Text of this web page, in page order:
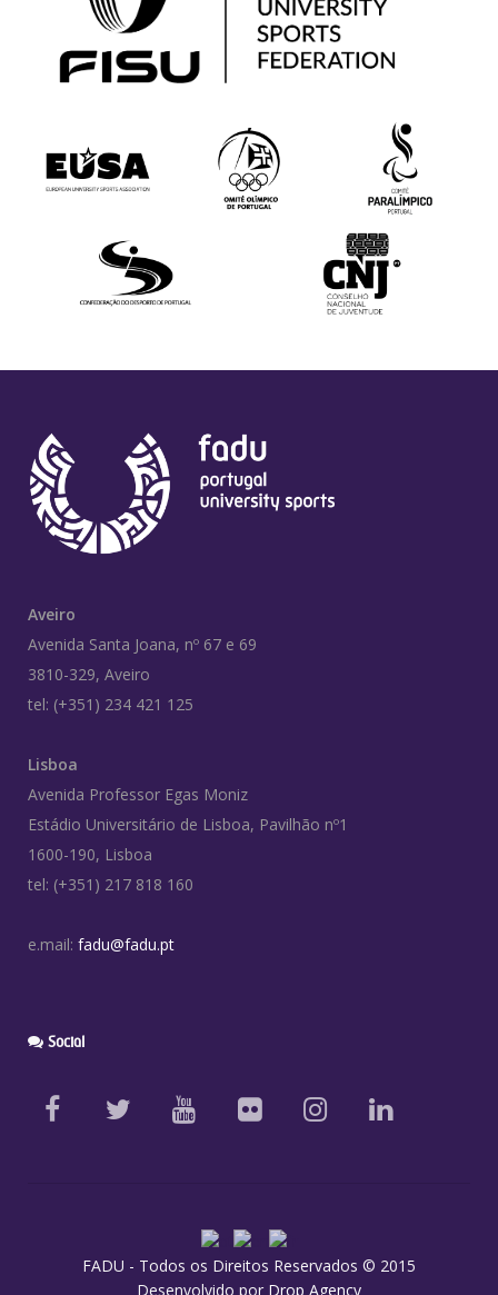
Aveiro
Avenida Santa Joana, nº 67 e 69
3810-329, Aveiro
tel: (+351) 234 421 125
Lisboa
Avenida Professor Egas Moniz
Estádio Universitário de Lisboa, Pavilhão nº1
1600-190, Lisboa
tel: (+351) 217 818 160
e.mail: fadu@fadu.pt
Social
FADU - Todos os Direitos Reservados © 2015
Desenvolvido por Drop Agency